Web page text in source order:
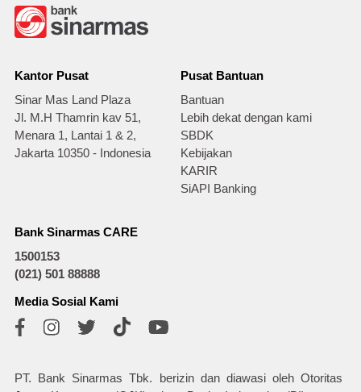
Kantor Pusat
Sinar Mas Land Plaza
Jl. M.H Thamrin kav 51,
Menara 1, Lantai 1 & 2,
Jakarta 10350 - Indonesia
Pusat Bantuan
Bantuan
Lebih dekat dengan kami
SBDK
Kebijakan
KARIR
SiAPI Banking
Bank Sinarmas CARE
1500153
(021) 501 88888
Media Sosial Kami
PT. Bank Sinarmas Tbk. berizin dan diawasi oleh Otoritas